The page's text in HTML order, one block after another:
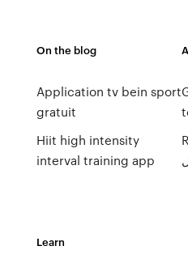
On the blog
Application tv bein sport
gratuit
Hiit high intensity
interval training app
Learn